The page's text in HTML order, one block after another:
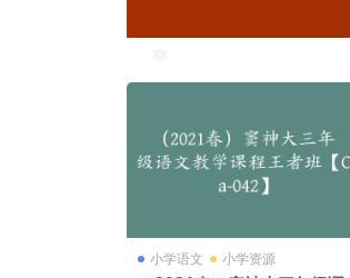
❅
小学语文 小学资源